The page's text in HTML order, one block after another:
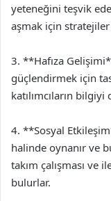
yeteneğini teşvik
aşmak için
3. **Hafıza
güçlendirmek için
katılımcıların
4. **Sosyal
halinde oynanır ve
takım çalışması ve
bulurlar.